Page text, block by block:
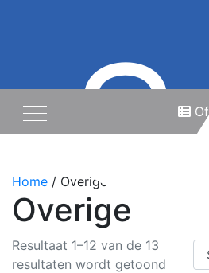
Home / Overige
Overige
Resultaat 1–12 van de 13
resultaten wordt getoond